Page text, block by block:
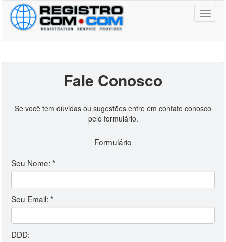
Toggle
Fale Conosco
Se você tem dúvidas ou sugestões entre em contato conosco
pelo formulário.
Formulário
Seu Nome: *
Seu Email: *
DDD: